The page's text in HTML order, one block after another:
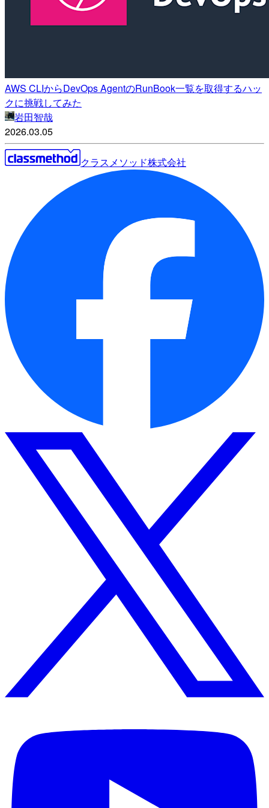
AWS CLIからDevOps AgentのRunBook一覧を取得するハッ
クに挑戦してみた
岩田智哉
2026.03.05
クラスメソッド株式会社